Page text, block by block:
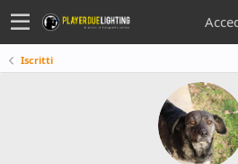
Iscritti